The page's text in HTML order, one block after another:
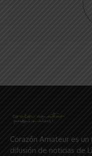
Corazón Amateur es
difusión de noticias de